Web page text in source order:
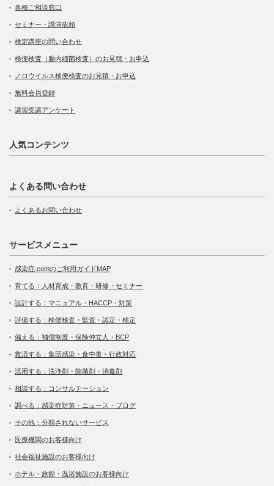
各種ご相談窓口
セミナー・講演依頼
検定講座の問い合わせ
検便検査（腸内細菌検査）のお見積・お申込
ノロウイルス検便検査のお見積・お申込
無料会員登録
講習受講アンケート
人気コンテンツ
よくある問い合わせ
よくあるお問い合わせ
サービスメニュー
感染症.comのご利用ガイドMAP
育てる：人材育成・教育・研修・セミナー
設計する：マニュアル・HACCP・対策
評価する：検便検査・監査・認定・検定
備える：補償制度・保険仲立人・BCP
救済する：集団感染・食中毒・行政対応
活用する：洗浄剤・除菌剤・消毒剤
相談する：コンサルテーション
調べる：感染症対策・ニュース・ブログ
その他：分類されないサービス
医療機関のお客様向け
社会福祉施設のお客様向け
ホテル・旅館・温浴施設のお客様向け